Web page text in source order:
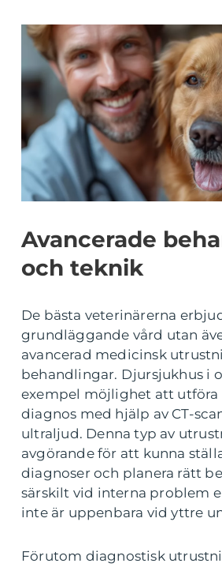
Avancerade
och teknik
De bästa veterinärerna
grundläggande vård utan
avancerad medicinsk
behandlingar. Djursjukhus i
exempel möjlighet att utföra
diagnos med hjälp av CT-
ultraljud. Denna typ av
avgörande för att kunna
diagnoser och planera rätt
särskilt vid interna problem
inte är uppenbara vid yttre
Förutom diagnostisk